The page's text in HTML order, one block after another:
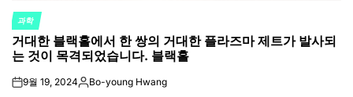
POSTED
IN
과학
거대한 블랙홀에서 한 쌍의 거대한 플라즈마 제트가 발사되
는 것이 목격되었습니다. 블랙홀
on9월 19, 2024Posted
Bo-young Hwang